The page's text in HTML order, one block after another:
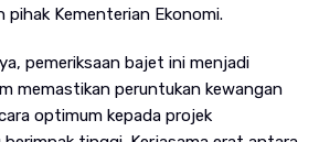
Kementerian Ekonomi.
pemeriksaan bajet ini menjadi
memastikan peruntukan kewangan
optimum kepada projek